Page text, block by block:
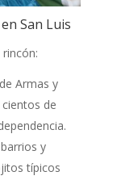
San Luis
Armas y
de
y
típicos